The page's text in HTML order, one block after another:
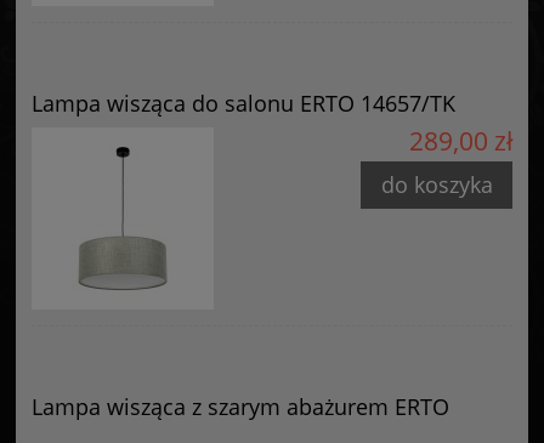
Lampa wisząca do salonu ERTO 14657/TK
289,00 zł
do koszyka
Lampa wisząca z szarym abażurem ERTO